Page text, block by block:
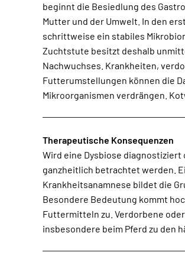
beginnt die Besiedlung des
Mutter und der Umwelt. In den
schrittweise ein stabiles
Zuchtstute besitzt deshalb
Nachwuchses. Krankheiten,
Futterumstellungen können die
Mikroorganismen verdrängen.
Therapeutische Konsequenzen
Wird eine Dysbiose
ganzheitlich betrachtet werden.
Krankheitsanamnese bildet die
Besondere Bedeutung kommt
Futtermitteln zu. Verdorbene
insbesondere beim Pferd zu den
Zeolith oder Heilerde eingesetzt
einzelner anaerober Leitkeime
derzeit zwar nicht möglich,
des Mikrobioms jedoch auch
Maßnahmen ist letztlich nicht der